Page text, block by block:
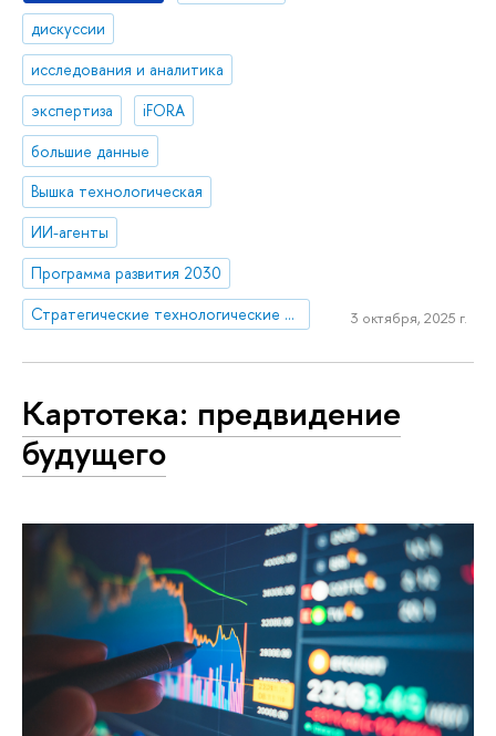
дискуссии
исследования и аналитика
экспертиза
iFORA
большие данные
Вышка технологическая
ИИ-агенты
Программа развития 2030
Стратегические технологические проекты
3 октября, 2025 г.
Картотека: предвидение
будущего